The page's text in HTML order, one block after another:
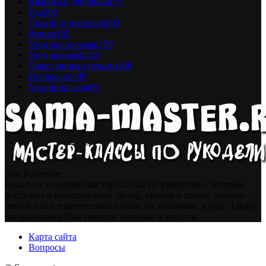
Еда302
Дизайн и интерьер202
Разное185
Уход за волосами150
Уход за кожей148
Декор своими руками108
Интересное88
Мастер-классы69
Карта сайта
Вопросы